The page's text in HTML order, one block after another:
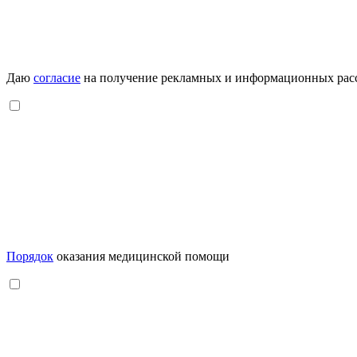
Даю согласие на получение рекламных и информационных
Порядок оказания медицинской помощи